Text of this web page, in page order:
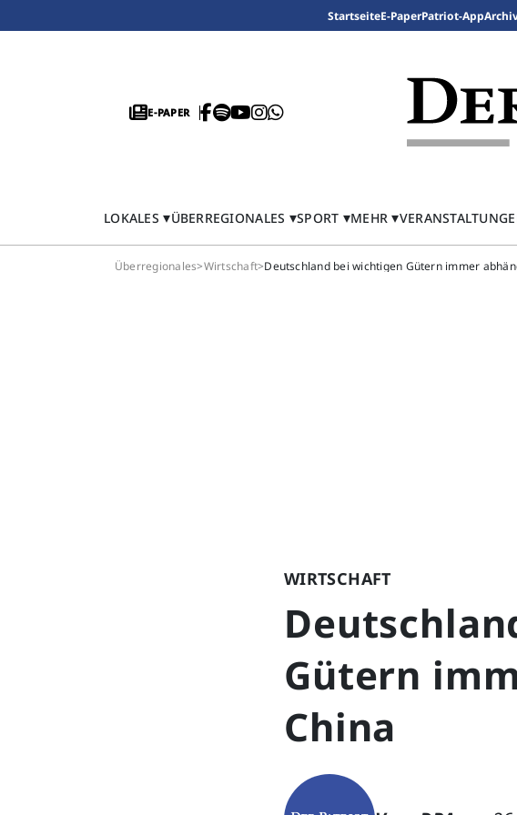
StartseiteE-PaperPatriot-App
E-PAPER
LOKALES ÜBERREGIONALES SPORT MEHR
Überregionales>Wirtschaft>Deutschland bei wichtigen Gütern immer
WIRTSCHAFT
Gütern
China